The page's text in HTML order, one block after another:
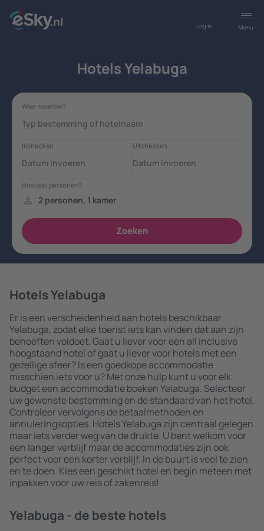
Menu
Log in
Hotels Yelabuga
Hotels Yelabuga
Er is een verscheidenheid aan hotels beschikbaar
Yelabuga, zodat elke toerist iets kan vinden dat aan zijn
behoeften voldoet. Gaat u liever voor een all inclusive
hoogstaand hotel of gaat u liever voor hotels met een
gezellige sfeer? Is een goedkope accommodatie
misschien iets voor u? Met onze hulp kunt u voor elk
budget een accommodatie boeken Yelabuga. Selecteer
uw gewenste bestemming en de standaard van het hotel.
Controleer vervolgens de betaalmethoden en
annuleringsopties. Hotels Yelabuga zijn centraal gelegen
maar iets verder weg van de drukte. U bent welkom voor
een langer verblijf maar de accommodaties zijn ook
perfect voor een korter verblijf. In de buurt is veel te zien
en te doen. Kies een geschikt hotel en begin meteen met
inpakken voor uw reis of zakenreis!
Yelabuga - de beste hotels